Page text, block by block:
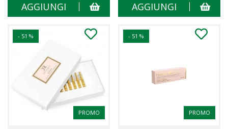
AGGIUNGI AGGIUNGI
- 51 %
PROMO
- 51 %
PROMO